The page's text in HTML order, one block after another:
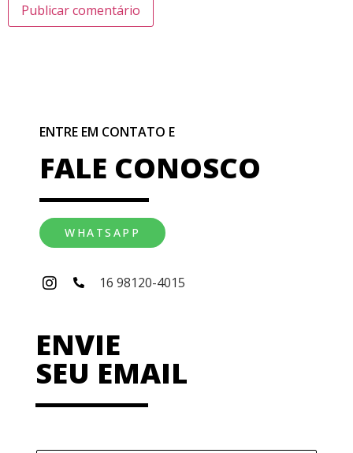
ENTRE EM CONTATO E
FALE CONOSCO
WHATSAPP
16 98120-4015
ENVIE
SEU EMAIL